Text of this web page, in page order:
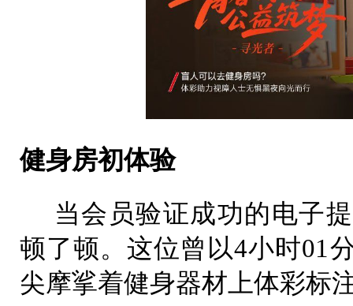
健身房初体验
当会员验证成功的电子
顿了顿。这位曾以4小时01
尖摩挲着健身器材上体彩标